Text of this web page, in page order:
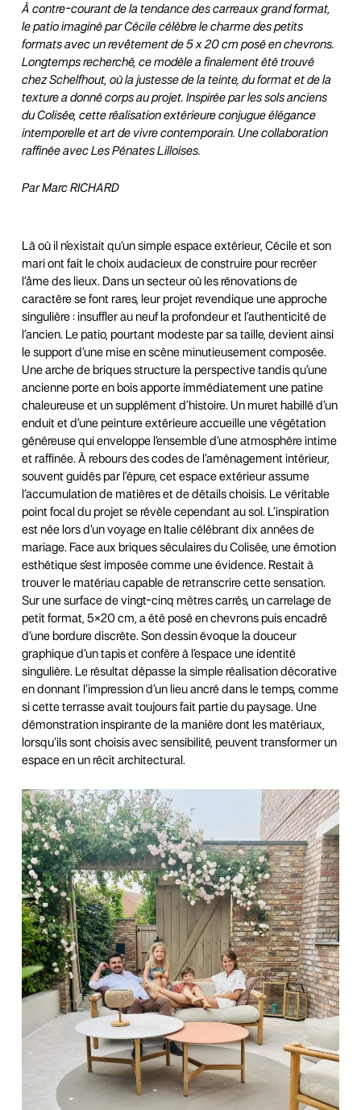
À contre-courant de la tendance des carreaux grand format,
le patio imaginé par Cécile célèbre le charme des petits
formats avec un revêtement de 5 x 20 cm posé en chevrons.
Longtemps recherché, ce modèle a finalement été trouvé
chez Schelfhout, où la justesse de la teinte, du format et de la
texture a donné corps au projet. Inspirée par les sols anciens
du Colisée, cette réalisation extérieure conjugue élégance
intemporelle et art de vivre contemporain. Une collaboration
raffinée avec Les Pénates Lilloises.
Par Marc RICHARD
Là où il n’existait qu’un simple espace extérieur, Cécile et son
mari ont fait le choix audacieux de construire pour recréer
l’âme des lieux. Dans un secteur où les rénovations de
caractère se font rares, leur projet revendique une approche
singulière : insuffler au neuf la profondeur et l’authenticité de
l’ancien. Le patio, pourtant modeste par sa taille, devient ainsi
le support d’une mise en scène minutieusement composée.
Une arche de briques structure la perspective tandis qu’une
ancienne porte en bois apporte immédiatement une patine
chaleureuse et un supplément d’histoire. Un muret habillé d’un
enduit et d’une peinture extérieure accueille une végétation
généreuse qui enveloppe l’ensemble d’une atmosphère intime
et raffinée. À rebours des codes de l’aménagement intérieur,
souvent guidés par l’épure, cet espace extérieur assume
l’accumulation de matières et de détails choisis. Le véritable
point focal du projet se révèle cependant au sol. L’inspiration
est née lors d’un voyage en Italie célébrant dix années de
mariage. Face aux briques séculaires du Colisée, une émotion
esthétique s’est imposée comme une évidence. Restait à
trouver le matériau capable de retranscrire cette sensation.
Sur une surface de vingt-cinq mètres carrés, un carrelage de
petit format, 5×20 cm, a été posé en chevrons puis encadré
d’une bordure discrète. Son dessin évoque la douceur
graphique d’un tapis et confère à l’espace une identité
singulière. Le résultat dépasse la simple réalisation décorative
en donnant l’impression d’un lieu ancré dans le temps, comme
si cette terrasse avait toujours fait partie du paysage. Une
démonstration inspirante de la manière dont les matériaux,
lorsqu’ils sont choisis avec sensibilité, peuvent transformer un
espace en un récit architectural.